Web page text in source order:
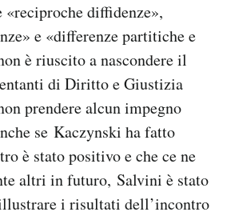
diffidenze»,
e «differenze partitiche e
è riuscito a nascondere il
di Diritto e Giustizia
prendere alcun impegno
se Kaczynski ha fatto
è stato positivo e che ce ne
altri in futuro, Salvini è stato
i risultati dell’incontro